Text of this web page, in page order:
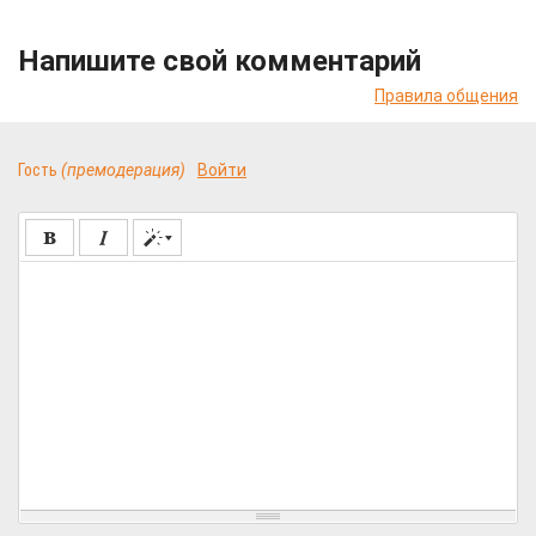
Напишите свой комментарий
Правила общения
Гость (премодерация) Войти